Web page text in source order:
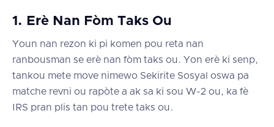
1. Erè Nan Fòm Taks Ou
Youn nan rezon ki pi komen pou reta nan
ranbousman se erè nan fòm taks ou. Yon erè ki senp,
tankou mete move nimewo Sekirite Sosyal oswa pa
matche revni ou rapòte a ak sa ki sou W-2 ou, ka fè
IRS pran plis tan pou trete taks ou.